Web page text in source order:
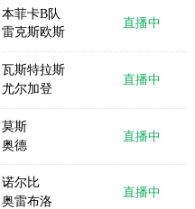
本菲卡B队
雷克斯欧斯
直播中
瓦斯特拉斯
尤尔加登
直播中
莫斯
奥德
直播中
诺尔比
奥雷布洛
直播中